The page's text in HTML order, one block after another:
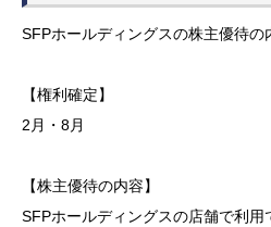
SFPホールディングスの株主優待の
【権利確定】
2月・8月
【株主優待の内容】
SFPホールディングスの店舗で利用